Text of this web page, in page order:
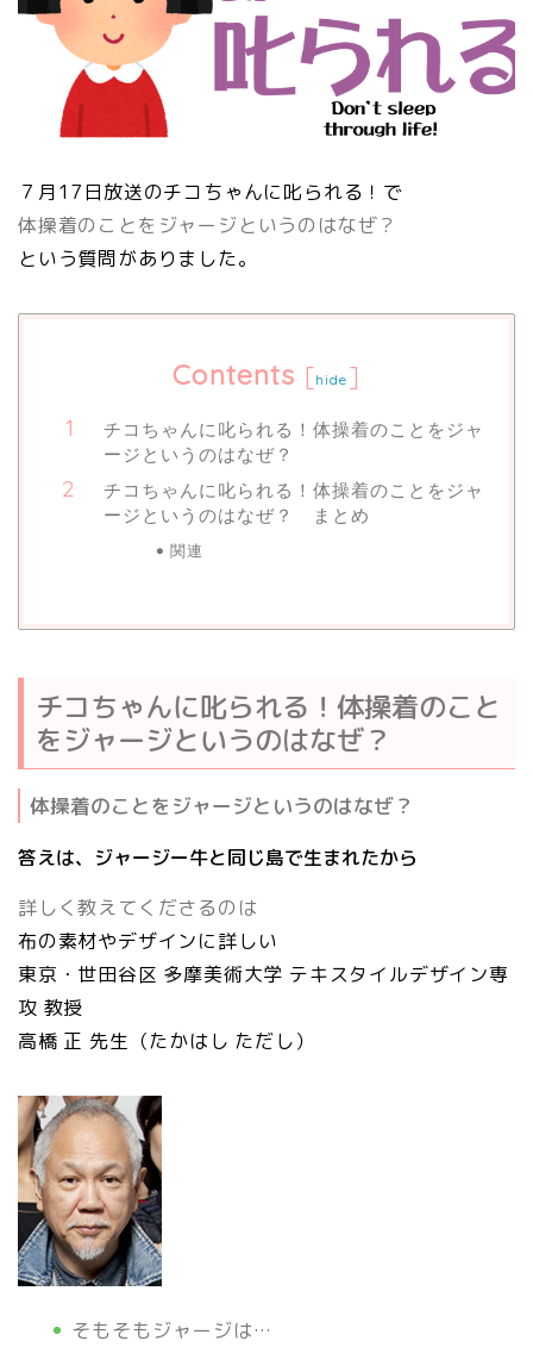
７月17日放送のチコちゃんに叱られる！で
体操着のことをジャージというのはなぜ？
という質問がありました。
Contents [hide ]
チコちゃんに叱られる！体操着のことをジャ
ージというのはなぜ？
チコちゃんに叱られる！体操着のことをジャ
ージというのはなぜ？ まとめ
関連
チコちゃんに叱られる！体操着のこと
をジャージというのはなぜ？
体操着のことをジャージというのはなぜ？
答えは、ジャージー牛と同じ島で生まれたから
詳しく教えてくださるのは
布の素材やデザインに詳しい
東京・世田谷区 多摩美術大学 テキスタイルデザイン専
攻 教授
高橋 正 先生（たかはし ただし）
そもそもジャージは…